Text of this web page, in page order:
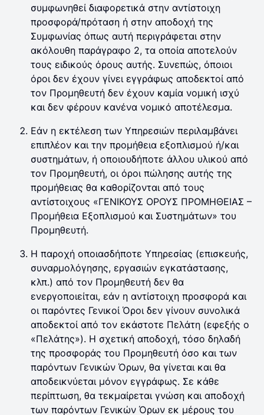
συμφωνηθεί διαφορετικά στην αντίστοιχη
προσφορά/πρόταση ή στην αποδοχή της
Συμφωνίας όπως αυτή περιγράφεται στην
ακόλουθη παράγραφο 2, τα οποία αποτελούν
τους ειδικούς όρους αυτής. Συνεπώς, όποιοι
όροι δεν έχουν γίνει εγγράφως αποδεκτοί από
τον Προμηθευτή δεν έχουν καμία νομική ισχύ
και δεν φέρουν κανένα νομικό αποτέλεσμα.
Εάν η εκτέλεση των Υπηρεσιών περιλαμβάνει
επιπλέον και την προμήθεια εξοπλισμού ή/και
συστημάτων, ή οποιουδήποτε άλλου υλικού από
τον Προμηθευτή, οι όροι πώλησης αυτής της
προμήθειας θα καθορίζονται από τους
αντίστοιχους «ΓΕΝΙΚΟΥΣ ΟΡΟΥΣ ΠΡΟΜΗΘΕΙΑΣ –
Προμήθεια Εξοπλισμού και Συστημάτων» του
Προμηθευτή.
Η παροχή οποιασδήποτε Υπηρεσίας (επισκευής,
συναρμολόγησης, εργασιών εγκατάστασης,
κλπ.) από τον Προμηθευτή δεν θα
ενεργοποιείται, εάν η αντίστοιχη προσφορά και
οι παρόντες Γενικοί Όροι δεν γίνουν συνολικά
αποδεκτοί από τον εκάστοτε Πελάτη (εφεξής ο
«Πελάτης»). Η σχετική αποδοχή, τόσο δηλαδή
της προσφοράς του Προμηθευτή όσο και των
παρόντων Γενικών Όρων, θα γίνεται και θα
αποδεικνύεται μόνον εγγράφως. Σε κάθε
περίπτωση, θα τεκμαίρεται γνώση και αποδοχή
των παρόντων Γενικών Όρων εκ μέρους του